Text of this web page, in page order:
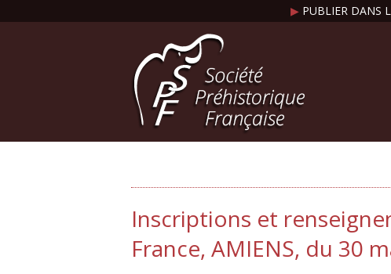
▶ PUBLIER DANS
Inscriptions et
France, AMIENS, du 30